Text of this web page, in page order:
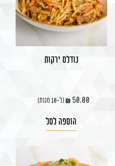
נודלס ירקות
50.00 (ל-10 מנות)
הוספה לסל